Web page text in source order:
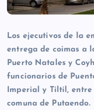
Los ejecutivos de la
entrega de coimas a
Puerto Natales y
funcionarios de
Imperial y Tiltil,
comuna de Putaendo.